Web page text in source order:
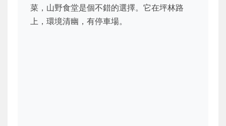
菜，山野食堂是個不錯的選擇。它在坪林路
上，環境清幽，有停車場。